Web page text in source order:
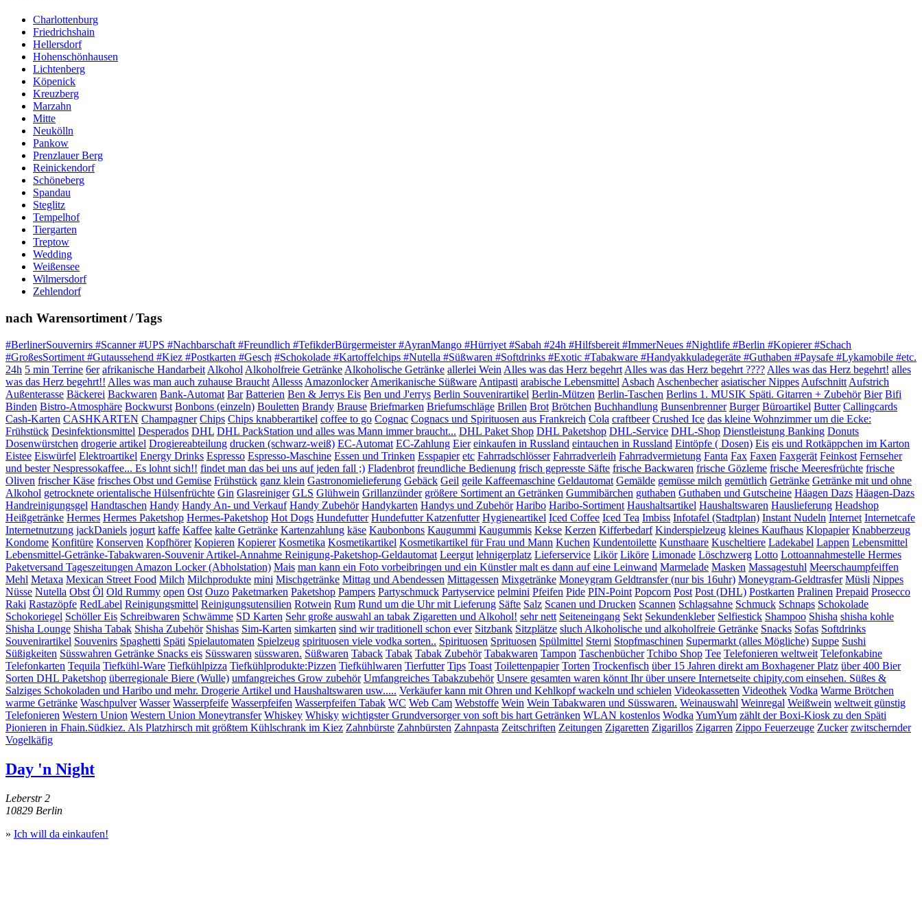
Charlottenburg
Friedrichshain
Hellersdorf
Hohenschönhausen
Lichtenberg
Köpenick
Kreuzberg
Marzahn
Mitte
Neukölln
Pankow
Prenzlauer Berg
Reinickendorf
Schöneberg
Spandau
Steglitz
Tempelhof
Tiergarten
Treptow
Wedding
Weißensee
Wilmersdorf
Zehlendorf
nach Warensortiment / Tags
#BerlinerSouvernirs #Scanner #UPS #Nachbarschaft #Freundlich #TefikderBürgermeister #AyranMango #Hürriyet #Sabah #24h #Hilfsbereit #ImmerNeues #Nightlife #Berlin #Kopierer #Schach
#GroßesSortiment #Gutaussehend #Kiez #Postkarten #Gesch #Schokolade #Kartoffelchips #Nutella #Süßwaren #Softdrinks #Exotic #Tabakware #Handyakkuladegeräte #Guthaben #Paysafe #Lykamobile #etc.
24h 5 min Terrine 6er afrikanische Handarbeit Alkohol Alkoholfreie Getränke Alkoholische Getränke allerlei Wein Alles was das Herz begehrt Alles was das Herz begehrt ???? Alles was das Herz begehrt! alles
was das Herz begehrt!! Alles was man auch zuhause Braucht Allesss Amazonlocker Amerikanische Süßware Antipasti arabische Lebensmittel Asbach Aschenbecher asiatischer Nippes Aufschnitt Aufstrich
Außenterasse Bäckerei Backwaren Bank-Automat Bar Batterien Ben & Jerrys Eis Ben und J'errys Berlin Souvenirartikel Berlin-Mützen Berlin-Taschen Berlins 1. MUSIK Späti. Gitarren + Zubehör Bier Bifi
Binden Bistro-Atmosphäre Bockwurst Bonbons (einzeln) Bouletten Brandy Brause Briefmarken Briefumschläge Brillen Brot Brötchen Buchhandlung Bunsenbrenner Burger Büroartikel Butter Callingcards
Cash-Karten CASHKARTEN Champagner Chips Chips knabberartikel coffee to go Cognac Cognacs und Spirituosen aus Frankreich Cola craftbeer Crushed Ice das kleine Wohnzimmer um die Ecke:
Frühstück Desinfektionsmittel Desperados DHL DHL PackStation und alles was Mann immer braucht... DHL Paket Shop DHL Paketshop DHL-Service DHL-Shop Dienstleistung Banking Donuts
Dosenwürstchen drogerie artikel Drogiereabteilung drucken (schwarz-weiß) EC-Automat EC-Zahlung Eier einkaufen in Russland eintauchen in Russland Eintöpfe ( Dosen) Eis eis und Rotkäppchen im Karton
Eistee Eiswürfel Elektroartikel Energy Drinks Espresso Espresso-Maschine Essen und Trinken Esspapier etc Fahrradschlösser Fahrradverleih Fahrradvermietung Fanta Fax Faxen Faxgerät Feinkost Fernseher
und bester Nespressokaffee... Es lohnt sich!! findet man das bei uns auf jeden fall ;) Fladenbrot freundliche Bedienung frisch gepresste Säfte frische Backwaren frische Gözleme frische Meeresfrüchte frische
Oliven frischer Käse frisches Obst und Gemüse Frühstück ganz klein Gastronomielieferung Gebäck Geil geile Kaffeemaschine Geldautomat Gemälde gemüsse milch gemütlich Getränke Getränke mit und ohne
Alkohol getrocknete orientalische Hülsenfrüchte Gin Glasreiniger GLS Glühwein Grillanzünder größere Sortiment an Getränken Gummibärchen guthaben Guthaben und Gutscheine Häagen Dazs Häagen-Dazs
Handreinigungsgel Handtaschen Handy Handy An- und Verkauf Handy Zubehör Handykarten Handys und Zubehör Haribo Haribo-Sortiment Haushaltsartikel Haushaltswaren Hauslieferung Headshop
Heißgetränke Hermes Hermes Paketshop Hermes-Paketshop Hot Dogs Hundefutter Hundefutter Katzenfutter Hygieneartikel Iced Coffee Iced Tea Imbiss Infotafel (Stadtplan) Instant Nudeln Internet Internetcafe
Internetnutzung jackDaniels jogurt kaffe Kaffee kalte Getränke Kartenzahlung käse Kaubonbons Kaugummi Kaugummis Kekse Kerzen Kifferbedarf Kinderspielzeug kleines Kaufhaus Klopapier Knabberzeug
Kondome Konfitüre Konserven Kopfhörer Kopieren Kopierer Kosmetika Kosmetikartikel Kosmetikartikel für Frau und Mann Kuchen Kundentoilette Kunsthaare Kuscheltiere Ladekabel Lappen Lebensmittel
Lebensmittel-Getränke-Tabakwaren-Souvenir Artikel-Annahme Reinigung-Paketshop-Geldautomat Leergut lehnigerplatz Lieferservice Likör Liköre Limonade Löschzwerg Lotto Lottoannahmestelle Hermes
Paketversand Tageszeitungen Amazon Locker (Abholstation) Mais man kann ein Foto vorbeibringen und ein Künstler malt es dann auf eine Leinwand Marmelade Masken Massagestuhl Meerschaumpfeiffen
Mehl Metaxa Mexican Street Food Milch Milchprodukte mini Mischgetränke Mittag und Abendessen Mittagessen Mixgetränke Moneygram Geldtransfer (nur bis 16uhr) Moneygram-Geldtrasfer Müsli Nippes
Nüsse Nutella Obst Öl Old Rummy open Ost Ouzo Paketmarken Paketshop Pampers Partyschmuck Partyservice pelmini Pfeifen Pide PIN-Point Popcorn Post Post (DHL) Postkarten Pralinen Prepaid Prosecco
Raki Rastazöpfe RedLabel Reinigungsmittel Reinigungsutensilien Rotwein Rum Rund um die Uhr mit Lieferung Säfte Salz Scanen und Drucken Scannen Schlagsahne Schmuck Schnaps Schokolade
Schokoriegel Schöller Eis Schreibwaren Schwämme SD Karten Sehr große auswahl an tabak Zigaretten und Alkohol! sehr nett Seiteneingang Sekt Sekundenkleber Selfiestick Shampoo Shisha shisha kohle
Shisha Lounge Shisha Tabak Shisha Zubehör Shishas Sim-Karten simkarten sind wir traditionell schon ever Sitzbank Sitzplätze sluch Alkoholische und alkoholfreie Getränke Snacks Sofas Softdrinks
Souvenirartikel Souvenirs Spaghetti Späti Spielautomaten Spielzeug spirituosen viele vodka sorten.. Spirituosen Sprituosen Spülmittel Sterni Stopfmaschinen Supermarkt (alles Mögliche) Suppe Sushi
Süßigkeiten Süsswahren Getränke Snacks eis Süsswaren süsswaren. Süßwaren Taback Tabak Tabak Zubehör Tabakwaren Tampon Taschenbücher Tchibo Shop Tee Telefonieren weltweit Telefonkabine
Telefonkarten Tequila Tiefkühl-Ware Tiefkühlpizza Tiefkühlprodukte:Pizzen Tiefkühlwaren Tierfutter Tips Toast Toilettenpapier Torten Trockenfisch über 15 Jahren direkt am Boxhagener Platz über 400 Bier
Sorten DHL Paketshop überregionale Biere (Wulle) umfangreiches Grow zubehör Umfangreiches Tabakzubehör Unsere gesamten waren könnt Ihr über unsere Internetseite chipity.com einsehen. Süßes &
Salziges Schokoladen und Haribo und mehr. Drogerie Artikel und Haushaltswaren usw..... Verkäufer kann mit Ohren und Kehlkopf wackeln und schielen Videokassetten Videothek Vodka Warme Brötchen
warme Getränke Waschpulver Wasser Wasserpfeife Wasserpfeifen Wasserpfeifen Tabak WC Web Cam Webstoffe Wein Wein Tabakwaren und Süsswaren. Weinauswahl Weinregal Weißwein weltweit günstig
Telefonieren Western Union Western Union Moneytransfer Whiskey Whisky wichtigster Grundversorger von soft bis hart Getränken WLAN kostenlos Wodka YumYum zählt der Boxi-Kiosk zu den Späti
Pionieren in Fhain.Südkiez. Als Platzhirsch mit größtem Kühlschrank im Kiez Zahnbürste Zahnbürsten Zahnpasta Zeitschriften Zeitungen Zigaretten Zigarillos Zigarren Zippo Feuerzeuge Zucker zwitschernder
Vogelkäfig
Day 'n Night
Leberstr 2
10829 Berlin
» Ich will da einkaufen!